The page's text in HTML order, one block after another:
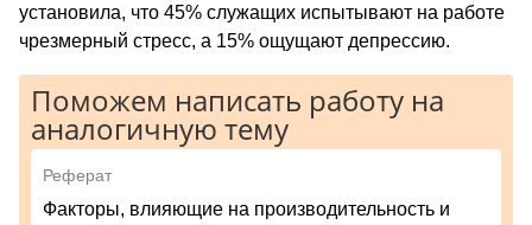
установила, что 45% служащих испытывают на работе
чрезмерный стресс, а 15% ощущают депрессию.
Поможем написать работу на
аналогичную тему
Реферат
Факторы, влияющие на производительность и